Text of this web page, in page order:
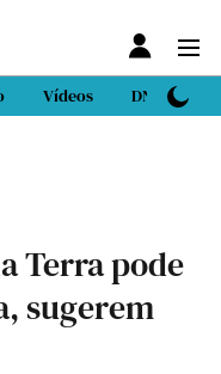
Vídeos DN Sport
Terra pode
sugerem